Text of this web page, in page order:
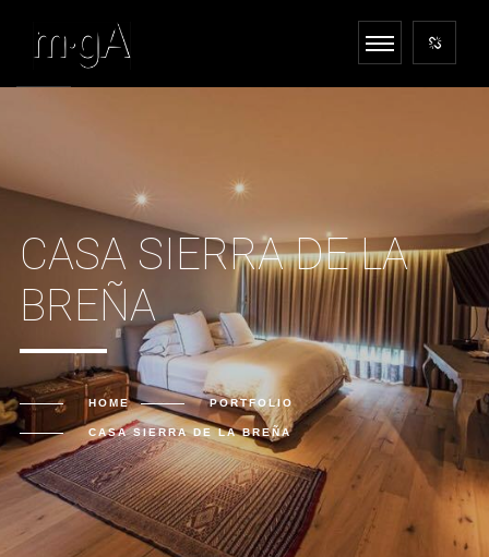
CASA SIERRA DE LA
BREÑA
HOME PORTFOLIO
CASA SIERRA DE LA BREÑA